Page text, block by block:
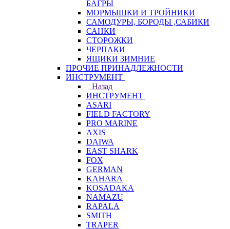
БАГРЫ
МОРМЫШКИ И ТРОЙНИКИ
САМОДУРЫ, БОРОДЫ ,САБИКИ
САНКИ
СТОРОЖКИ
ЧЕРПАКИ
ЯЩИКИ ЗИМНИЕ
ПРОЧИЕ ПРИНАДЛЕЖНОСТИ
ИНСТРУМЕНТ
Назад
ИНСТРУМЕНТ
ASARI
FIELD FACTORY
PRO MARINE
AXIS
DAIWA
EAST SHARK
FOX
GERMAN
KAHARA
KOSADAKA
NAMAZU
RAPALA
SMITH
TRAPER